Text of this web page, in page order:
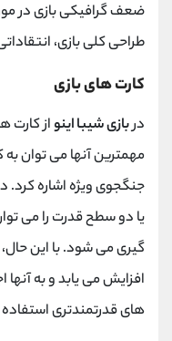
ضعف گرافیکی بازی در
طراحی کلی بازی،
کارت های بازی
دربازی شیبا اینواز کارت
مهمترین آنها می توان
جنگجوی ویژه اشاره کرد.
یا دو سطح قدرت را می
گیری می شود. با این
افزایش می یابد و به
های قدرتمندتری